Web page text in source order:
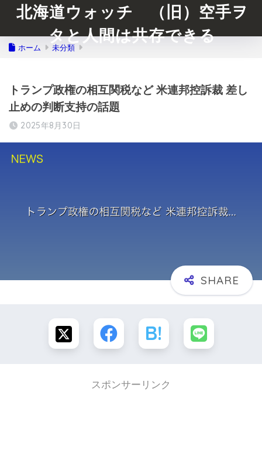
北海道ウォッチ （旧）空手ヲ
タと人間は共存できる
ホーム 未分類
トランプ政権の相互関税など 米連邦控訴裁 差し
止めの判断支持の話題
2025年8月30日
スポンサーリンク